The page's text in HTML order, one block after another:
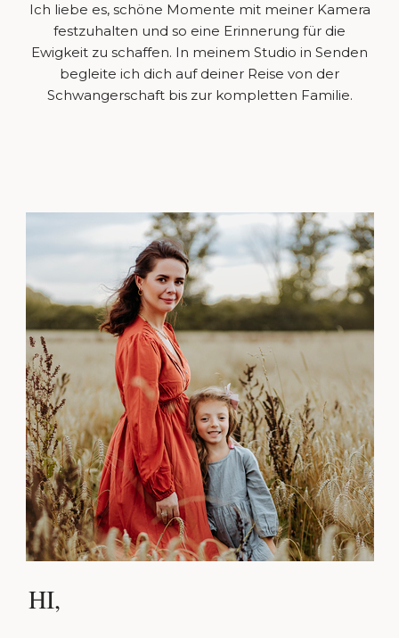
Ich liebe es, schöne Momente mit meiner Kamera
festzuhalten und so eine Erinnerung für die
Ewigkeit zu schaffen. In meinem Studio in Senden
begleite ich dich auf deiner Reise von der
Schwangerschaft bis zur kompletten Familie.
HI,